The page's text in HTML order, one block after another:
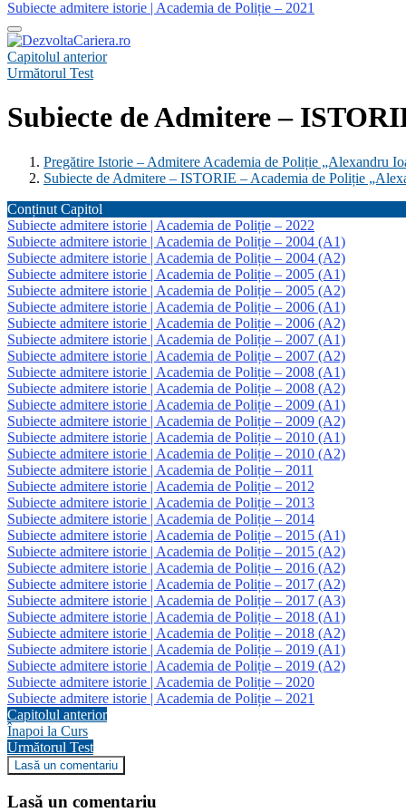
Subiecte admitere istorie | Academia de Poliție – 2021
Capitolul anterior
Următorul Test
Subiecte de Admitere –
Pregătire Istorie – Admitere Academia de Poliție „Alexandru
Subiecte de Admitere – ISTORIE – Academia de Poliție
Conținut Capitol
Subiecte admitere istorie | Academia de Poliție – 2022
Subiecte admitere istorie | Academia de Poliție – 2004 (A1)
Subiecte admitere istorie | Academia de Poliție – 2004 (A2)
Subiecte admitere istorie | Academia de Poliție – 2005 (A1)
Subiecte admitere istorie | Academia de Poliție – 2005 (A2)
Subiecte admitere istorie | Academia de Poliție – 2006 (A1)
Subiecte admitere istorie | Academia de Poliție – 2006 (A2)
Subiecte admitere istorie | Academia de Poliție – 2007 (A1)
Subiecte admitere istorie | Academia de Poliție – 2007 (A2)
Subiecte admitere istorie | Academia de Poliție – 2008 (A1)
Subiecte admitere istorie | Academia de Poliție – 2008 (A2)
Subiecte admitere istorie | Academia de Poliție – 2009 (A1)
Subiecte admitere istorie | Academia de Poliție – 2009 (A2)
Subiecte admitere istorie | Academia de Poliție – 2010 (A1)
Subiecte admitere istorie | Academia de Poliție – 2010 (A2)
Subiecte admitere istorie | Academia de Poliție – 2011
Subiecte admitere istorie | Academia de Poliție – 2012
Subiecte admitere istorie | Academia de Poliție – 2013
Subiecte admitere istorie | Academia de Poliție – 2014
Subiecte admitere istorie | Academia de Poliție – 2015 (A1)
Subiecte admitere istorie | Academia de Poliție – 2015 (A2)
Subiecte admitere istorie | Academia de Poliție – 2016 (A2)
Subiecte admitere istorie | Academia de Poliție – 2017 (A2)
Subiecte admitere istorie | Academia de Poliție – 2017 (A3)
Subiecte admitere istorie | Academia de Poliție – 2018 (A1)
Subiecte admitere istorie | Academia de Poliție – 2018 (A2)
Subiecte admitere istorie | Academia de Poliție – 2019 (A1)
Subiecte admitere istorie | Academia de Poliție – 2019 (A2)
Subiecte admitere istorie | Academia de Poliție – 2020
Subiecte admitere istorie | Academia de Poliție – 2021
Capitolul anterior
Înapoi la Curs
Următorul Test
Lasă un comentariu
Lasă un comentariu